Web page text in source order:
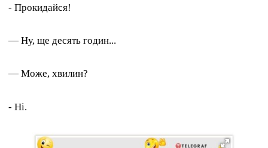
- Прокидайся!
— Ну, ще десять годин...
— Може, хвилин?
- Ні.